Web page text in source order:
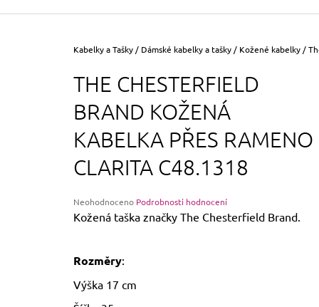
Domů
Kabelky a Tašky / Dámské kabelky a tašky / Kožené kabelky /
THE CHESTERFIELD
BRAND KOŽENÁ
KABELKA PŘES RAMENO
CLARITA C48.1318
Průměrné
hodnocení
z
hvězdiček.
Neohodnoceno Podrobnosti hodnocení
Kožená taška značky The Chesterfield Brand.
Rozměry:
Výška 17 cm